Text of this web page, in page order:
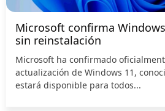
Microsoft confirma
sin reinstalación
Microsoft ha confirmado
actualización de Windows 11,
estará disponible para todos...